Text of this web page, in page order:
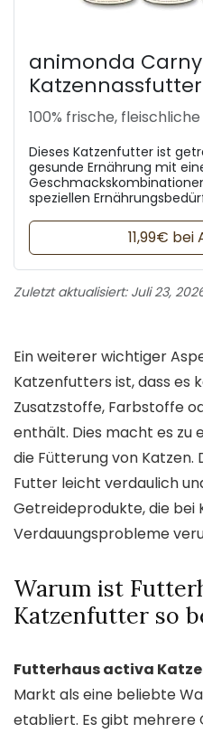
animonda
Katzennassfutter
100% frische,
Dieses Katzenfutter ist
gesunde Ernährung mit
speziellen
11,99€ bei
Zuletzt aktualisiert: Juli 23,
Ein weiterer wichtiger
Katzenfutters ist, dass es
Zusatzstoffe, Farbstoffe
enthält. Dies macht es zu
die Fütterung von Katzen.
Futter leicht verdaulich
Getreideprodukte, die bei
Verdauungsprobleme
Warum ist
Katzenfutter so
Futterhaus activa
Markt als eine beliebte
etabliert. Es gibt mehrere